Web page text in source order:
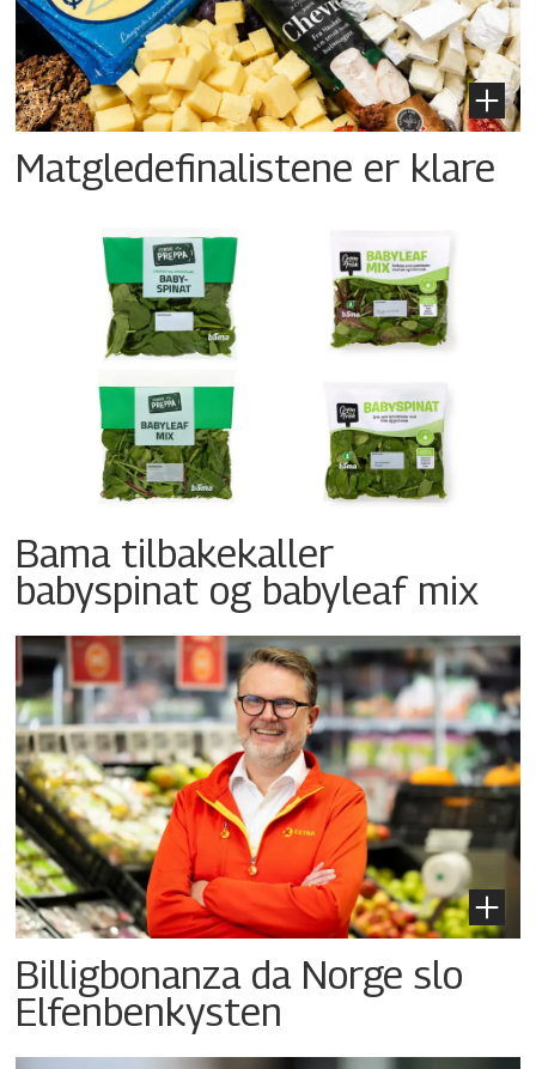
Matgledefinalistene er klare
Bama tilbakekaller
babyspinat og babyleaf mix
Billigbonanza da Norge slo
Elfenbenkysten